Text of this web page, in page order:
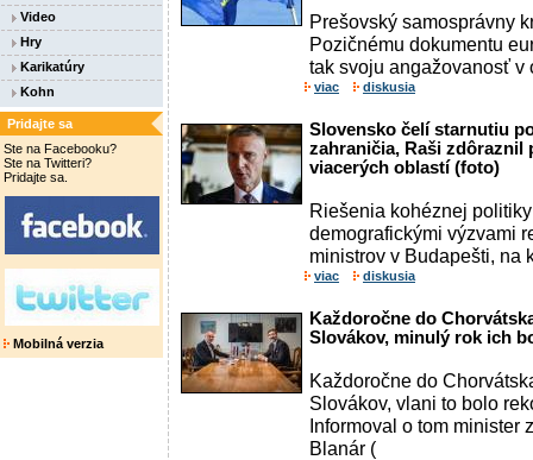
Video
Hry
Karikatúry
Kohn
Pridajte sa
Ste na Facebooku?
Ste na Twitteri?
Pridajte sa.
Mobilná verzia
Prešovský samosprávny
Pozičnému dokumentu
tak svoju angažovanosť v
viac diskusia
Slovensko čelí starnutiu
zahraničia, Raši zdôraznil
viacerých oblastí (foto)
Riešenia kohéznej
demografickými výzvami
ministrov v Budapešti, na
viac diskusia
Každoročne do
Slovákov, minulý rok ich
Každoročne do
Slovákov, vlani to bolo
Informoval o tom minister
Blanár (